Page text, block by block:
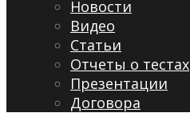
Новости
Видео
Cтатьи
Отчеты о тестах
Презентации
Договора